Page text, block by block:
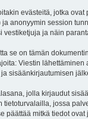
evästeitä, jotka
anonyymin session
ja näin
se on tämän
Viestin
sisäänkirjautumisen
jolla kirjaudut
jossa
mitkä tiedot